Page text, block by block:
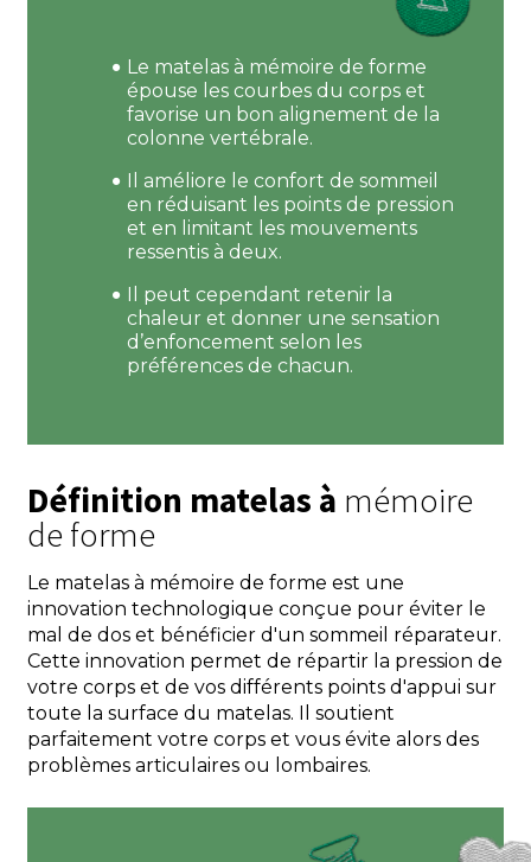
Le matelas à mémoire de forme
épouse les courbes du corps et
favorise un bon alignement de la
colonne vertébrale.
Il améliore le confort de sommeil
en réduisant les points de pression
et en limitant les mouvements
ressentis à deux.
Il peut cependant retenir la
chaleur et donner une sensation
d’enfoncement selon les
préférences de chacun.
Définition matelas à mémoire
de forme
Le matelas à mémoire de forme est une
innovation technologique conçue pour éviter le
mal de dos et bénéficier d'un sommeil réparateur.
Cette innovation permet de répartir la pression de
votre corps et de vos différents points d'appui sur
toute la surface du matelas. Il soutient
parfaitement votre corps et vous évite alors des
problèmes articulaires ou lombaires.